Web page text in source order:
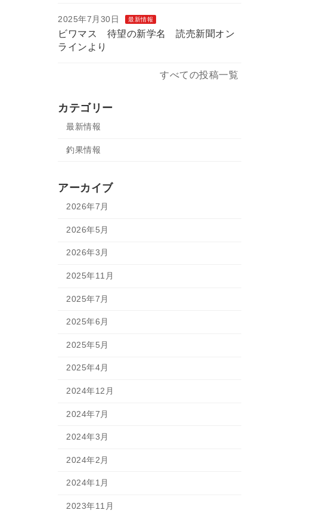
2025年7月30日 最新情報
ビワマス 待望の新学名 読売新聞オン
ラインより
すべての投稿一覧
カテゴリー
最新情報
釣果情報
アーカイブ
2026年7月
2026年5月
2026年3月
2025年11月
2025年7月
2025年6月
2025年5月
2025年4月
2024年12月
2024年7月
2024年3月
2024年2月
2024年1月
2023年11月